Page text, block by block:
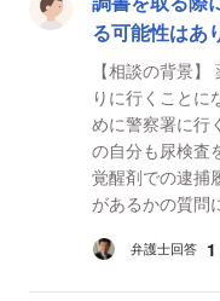
る可能性はあ
【相談の背景
りに行くことになりました。
めに警察署に行
の自分も尿検査
覚醒剤での逮捕
があるかの質問
弁護士回答 1